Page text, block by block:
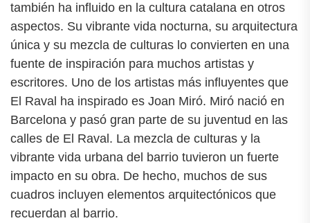
también ha influido en la cultura catalana en otros
aspectos. Su vibrante vida nocturna, su arquitectura
única y su mezcla de culturas lo convierten en una
fuente de inspiración para muchos artistas y
escritores. Uno de los artistas más influyentes que
El Raval ha inspirado es Joan Miró. Miró nació en
Barcelona y pasó gran parte de su juventud en las
calles de El Raval. La mezcla de culturas y la
vibrante vida urbana del barrio tuvieron un fuerte
impacto en su obra. De hecho, muchos de sus
cuadros incluyen elementos arquitectónicos que
recuerdan al barrio.